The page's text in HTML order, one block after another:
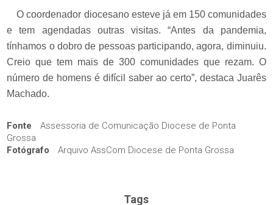
O coordenador diocesano esteve já em 150 comunidades
e tem agendadas outras visitas. “Antes da pandemia,
tínhamos o dobro de pessoas participando, agora, diminuiu.
Creio que tem mais de 300 comunidades que rezam. O
número de homens é difícil saber ao certo”, destaca Juarês
Machado.
Fonte
Assessoria de Comunicação Diocese de Ponta
Grossa
Fotógrafo
Arquivo AssCom Diocese de Ponta Grossa
Tags